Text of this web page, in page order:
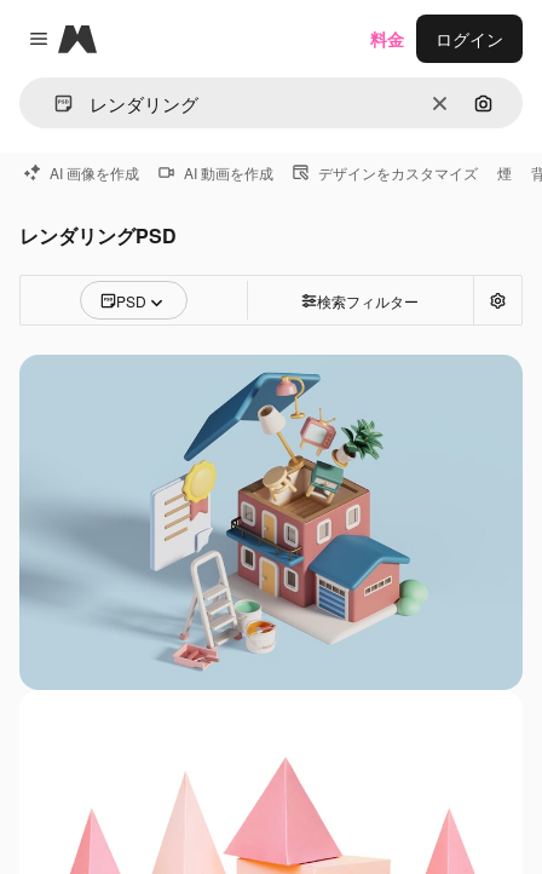
Close menu
Magnific
消去 画像で
料金 ログイン
AI 画像を作成 AI 動画を作成 デザインをカスタマイズ 煙
レンダリングPSD
PSD 検索フィルター